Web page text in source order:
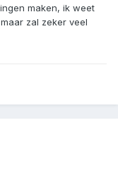
maken, ik weet
zal zeker veel